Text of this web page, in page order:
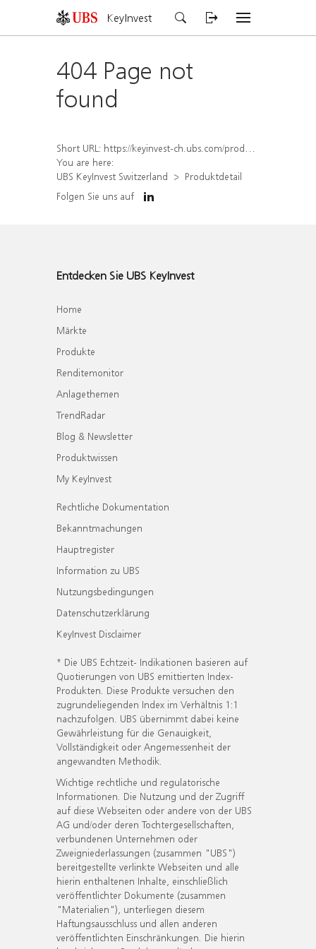
KeyInvest
404 Page not
found
Short URL: https://keyinvest-ch.ubs.com/produkt/detail/index/isin/CH1569453363
You are here:
UBS KeyInvest Switzerland
Produktdetail
Folgen Sie uns auf
Entdecken Sie UBS KeyInvest
Home
Märkte
Produkte
Renditemonitor
Anlagethemen
TrendRadar
Blog & Newsletter
Produktwissen
My KeyInvest
Rechtliche Dokumentation
Bekanntmachungen
Hauptregister
Information zu UBS
Nutzungsbedingungen
Datenschutzerklärung
KeyInvest Disclaimer
* Die UBS Echtzeit- Indikationen basieren auf
Quotierungen von UBS emittierten Index-
Produkten. Diese Produkte versuchen den
zugrundeliegenden Index im Verhältnis 1:1
nachzufolgen. UBS übernimmt dabei keine
Gewährleistung für die Genauigkeit,
Vollständigkeit oder Angemessenheit der
angewandten Methodik.
Wichtige rechtliche und regulatorische
Informationen. Die Nutzung und der Zugriff
auf diese Webseiten oder andere von der UBS
AG und/oder deren Tochtergesellschaften,
verbundenen Unternehmen oder
Zweigniederlassungen (zusammen "UBS")
bereitgestellte verlinkte Webseiten und alle
hierin enthaltenen Inhalte, einschließlich
veröffentlichter Dokumente (zusammen
"Materialien"), unterliegen diesem
Haftungsausschluss und allen anderen
veröffentlichten Einschränkungen. Die hierin